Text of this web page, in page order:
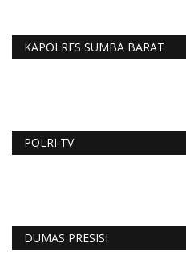
KAPOLRES SUMBA BARAT
POLRI TV
DUMAS PRESISI